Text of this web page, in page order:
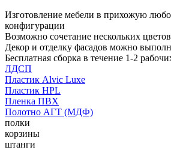
Изготовление мебели в прихожую
конфигурации
Возможно сочетание нескольких
Декор и отделку фасадов можно
Бесплатная сборка в течение 1-2
ЛДСП
Пластик Alvic Luxe
Пластик HPL
Пленка ПВХ
Полотно АГТ (МДФ)
полки
корзины
штанги